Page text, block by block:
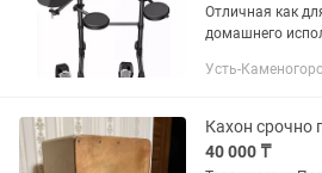
Отличная как
домашнего
установке
Усть-
Кахон срочно
40 000 ₸